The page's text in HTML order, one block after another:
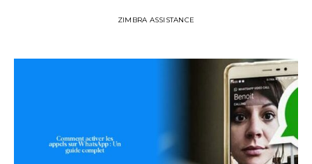
ZIMBRA ASSISTANCE